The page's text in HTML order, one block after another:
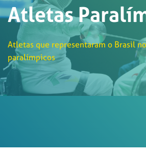
Atletas
Atletas que representaram o Brasil
paralímpicos